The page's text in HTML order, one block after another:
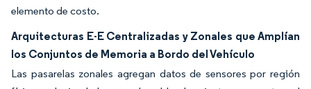
elemento de costo.
Arquitecturas E-E Centralizadas y Zonales que Amplían
los Conjuntos de Memoria a Bordo del Vehículo
Las pasarelas zonales agregan datos de sensores por región